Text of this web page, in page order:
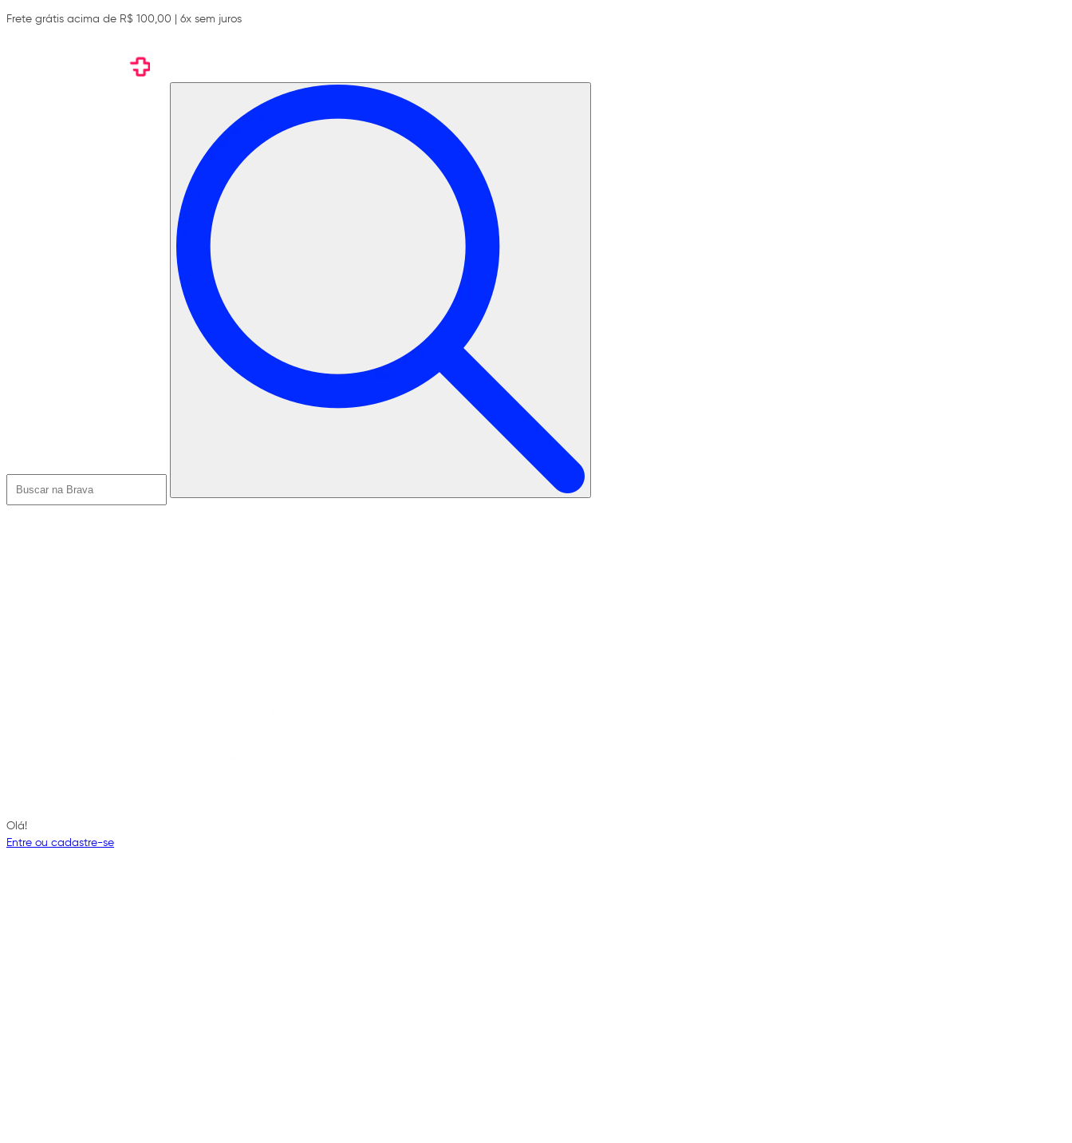
Frete grátis acima de R$ 100,00 | 6x sem juros
Olá!
Entre ou cadastre-se